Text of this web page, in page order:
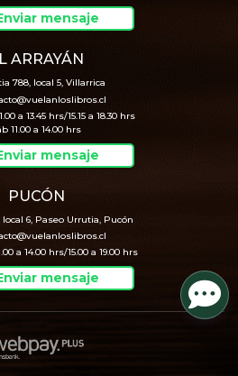
mensaje
ARRAYÁN
788, local 5, Villarrica
a 13.45 hrs/15.15 a 18.30 hrs
11.00 a 14.00 hrs
mensaje
PUCÓN
local 6, Paseo Urrutia, Pucón
a 14.00 hrs/15.00 a 19.00 hrs
mensaje